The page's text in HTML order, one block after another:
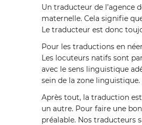
Un traducteur de l’agence
maternelle. Cela signifie
Le traducteur est donc
Pour les traductions en
Les locuteurs natifs sont
avec le sens linguistique
sein de la zone linguistique.
Après tout, la traduction
un autre. Pour faire une
préalable. Nos traducteurs